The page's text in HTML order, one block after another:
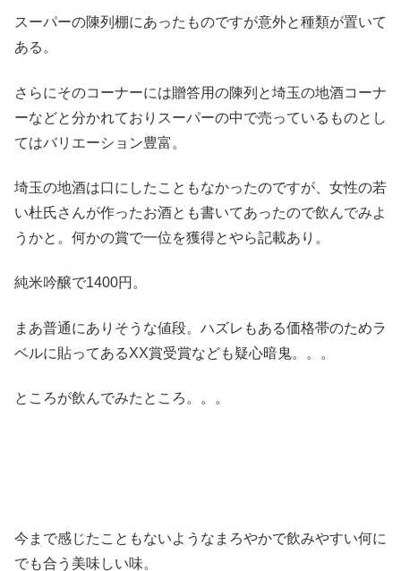
スーパーの陳列棚にあったものですが意外と種類が置いて
ある。
さらにそのコーナーには贈答用の陳列と埼玉の地酒コーナ
ーなどと分かれておりスーパーの中で売っているものとし
てはバリエーション豊富。
埼玉の地酒は口にしたこともなかったのですが、女性の若
い杜氏さんが作ったお酒とも書いてあったので飲んでみよ
うかと。何かの賞で一位を獲得とやら記載あり。
純米吟醸で1400円。
まあ普通にありそうな値段。ハズレもある価格帯のためラ
ベルに貼ってあるXX賞受賞なども疑心暗鬼。。。
ところが飲んでみたところ。。。
今まで感じたこともないようなまろやかで飲みやすい何に
でも合う美味しい味。